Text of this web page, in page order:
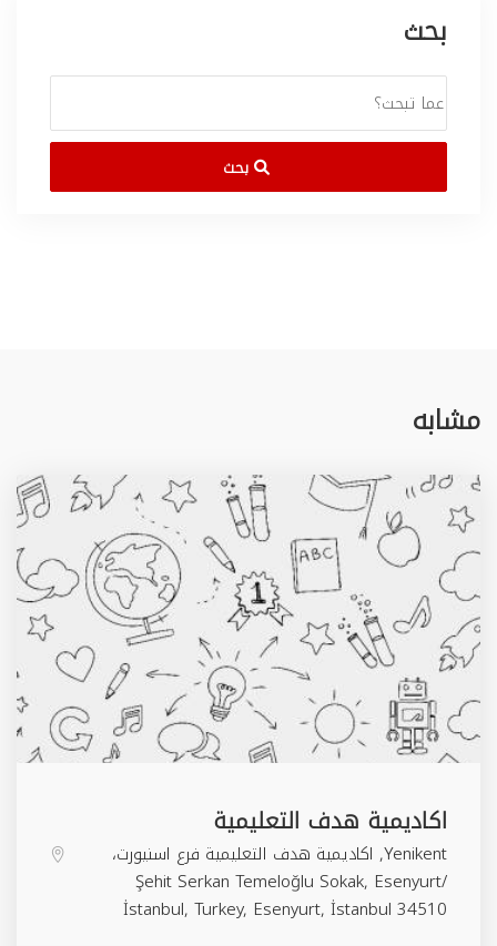
بحث
بحث
مشابه
اكاديمية هدف التعليمية
Yenikent, اكاديمية هدف التعليمية فرع اسنيورت،
Şehit Serkan Temeloğlu Sokak, Esenyurt/
İstanbul, Turkey, Esenyurt, İstanbul 34510